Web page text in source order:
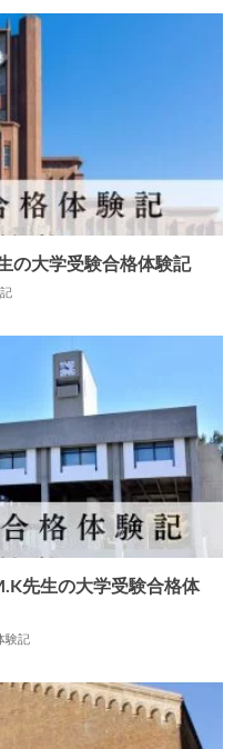
の大学受験合格体験記
先生の大学受験合格体
験記